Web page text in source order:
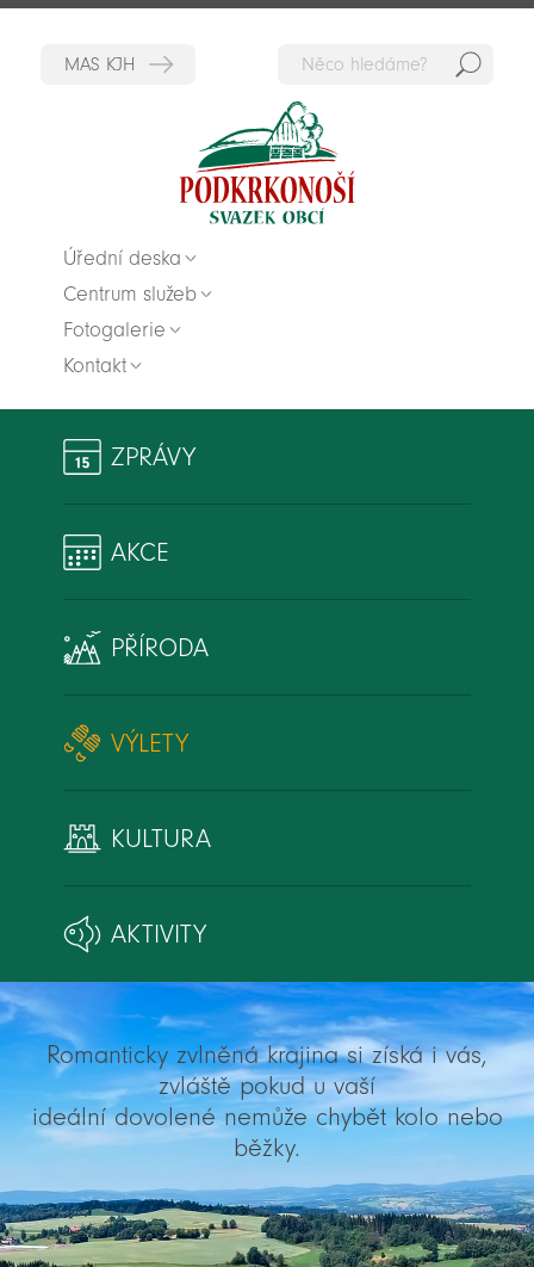
Úřední deska
Centrum služeb
Fotogalerie
Kontakt
ZPRÁVY
AKCE
PŘÍRODA
VÝLETY
KULTURA
AKTIVITY
Romanticky zvlněná krajina si získá i vás,
zvláště pokud u vaší
ideální dovolené nemůže chybět kolo nebo
běžky.